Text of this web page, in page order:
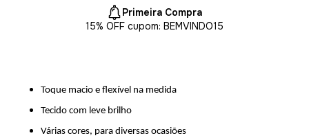
Primeira Compra
15% OFF cupom: BEMVINDO15
Toque macio e flexível na medida
Tecido com leve brilho
Várias cores, para diversas ocasiões